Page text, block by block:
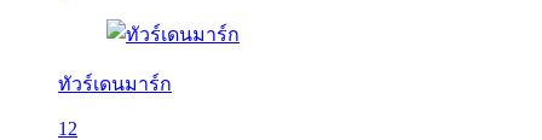
ทัวร์เดนมาร์ก
12